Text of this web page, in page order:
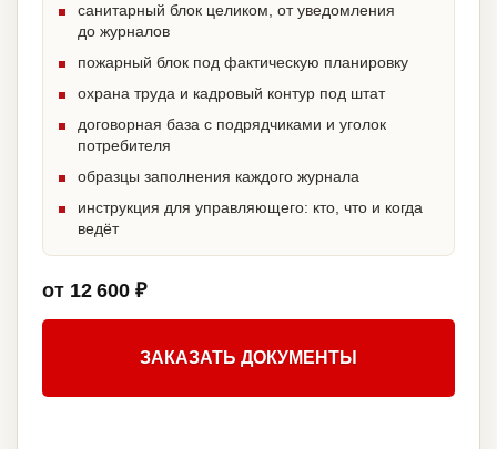
санитарный блок целиком, от уведомления
до журналов
пожарный блок под фактическую планировку
охрана труда и кадровый контур под штат
договорная база с подрядчиками и уголок
потребителя
образцы заполнения каждого журнала
инструкция для управляющего: кто, что и когда
ведёт
от 12 600 ₽
ЗАКАЗАТЬ ДОКУМЕНТЫ